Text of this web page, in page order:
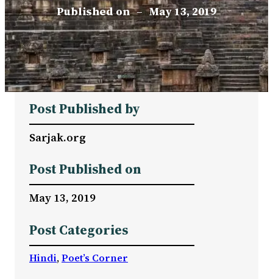
Published on – May 13, 2019
Post Published by
Sarjak.org
Post Published on
May 13, 2019
Post Categories
Hindi, Poet’s Corner